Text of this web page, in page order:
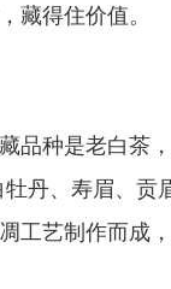
藏得住价值。
种是老白茶，
丹、寿眉、贡
工艺制作而成